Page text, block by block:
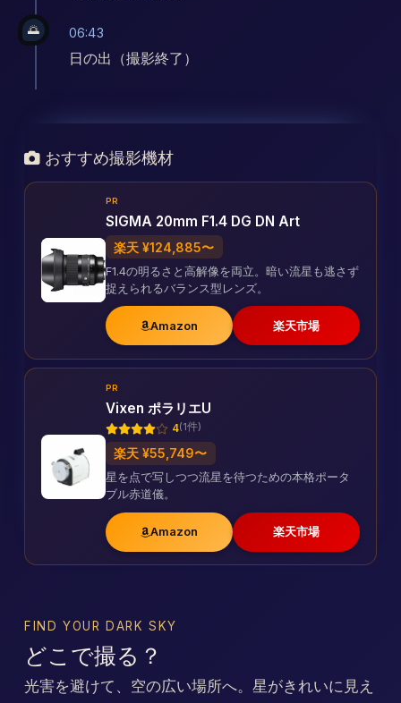
🌅 06:43
日の出（撮影終了）
おすすめ撮影機材
PR
SIGMA 20mm F1.4 DG DN Art
楽天 ¥124,885〜
F1.4の明るさと高解像を両立。暗い流星も逃さず
捉えられるバランス型レンズ。
Amazon 楽天市場
PR
Vixen ポラリエU
4(1件)
楽天 ¥55,749〜
星を点で写しつつ流星を待つための本格ポータ
ブル赤道儀。
Amazon 楽天市場
FIND YOUR DARK SKY
どこで撮る？
光害を避けて、空の広い場所へ。星がきれいに見え